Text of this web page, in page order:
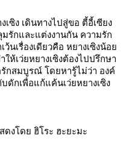
ซิง เดินทางไปสู่ขอ ตี้อี้เซียง
รักและแต่งงานกัน ความรัก
ว้นเรื่องเดียวคือ หยางเซิงน้อ
ห้เว่ยหยางเซิงต้องไปปรึกษา
กสมบูรณ์ โดยหารู้ไม่ว่า องค์
กเพื่อแก้แค้นเว่ยหยางเซิง
สดงโด ฮิโระ ฮะยะมะ